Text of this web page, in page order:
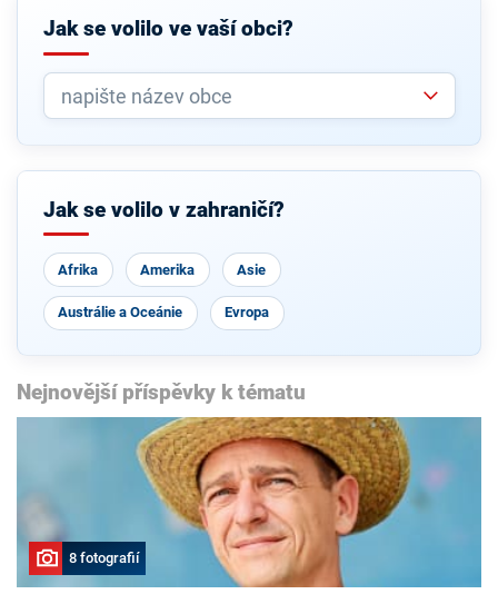
Jak se volilo ve vaší obci?
Jak se volilo v zahraničí?
Afrika Amerika Asie
Austrálie a Oceánie Evropa
Nejnovější příspěvky k tématu
8 fotografií